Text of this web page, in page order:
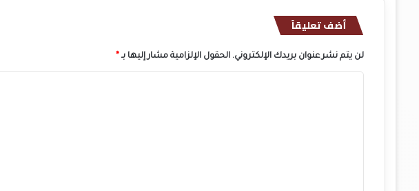
أضف تعليقاً
لن يتم نشر عنوان بريدك الإلكتروني. الحقول الإلزامية مشار إليها بـ *